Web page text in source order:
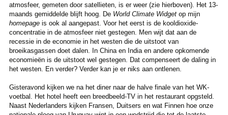
atmosfeer, gemeten door satellieten, is er weer (zie hierboven). Het 13-
maands gemiddelde blijft hoog. De World Climate Widget op mijn
homepageis ook al aangepast. Voor het eerst is de kooldioxide-
concentratie in de atmosfeer niet gestegen. Men wijt dat aan de
recessie in de economie in het westen die de uitstoot van
broeikasgassen doet dalen. In China en India en andere opkomende
economieën is de uitstoot wel gestegen. Dat compenseert de daling in
het westen. En verder? Verder kan je er niks aan ontlenen.
Gisteravond kijken we na het diner naar de halve finale van het WK-
voetbal. Het hotel heeft een breedbeeld-TV in het restaurant opgsteld.
Naast Nederlanders kijken Fransen, Duitsers en wat Finnen hoe onze